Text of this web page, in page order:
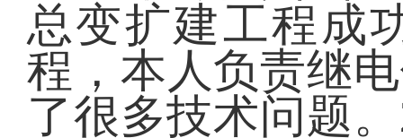
总变扩建工程成
程，本人负责继
了很多技术问题